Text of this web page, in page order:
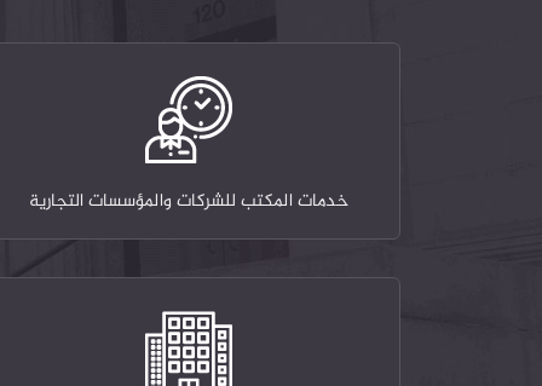
خدمات المكتب للشركات والمؤسسات التجارية